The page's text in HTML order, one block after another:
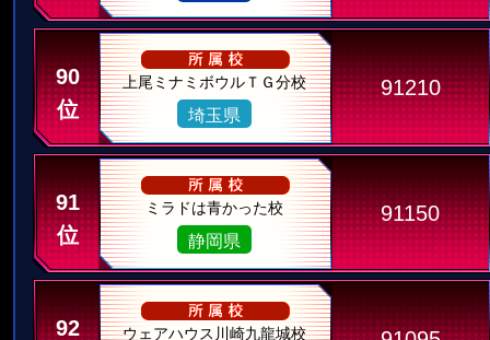
90
位
上尾ミナミボウルＴＧ分校
埼玉県
91210
91
位
ミラドは青かった校
静岡県
91150
92 ウェアハウス川崎九龍城校